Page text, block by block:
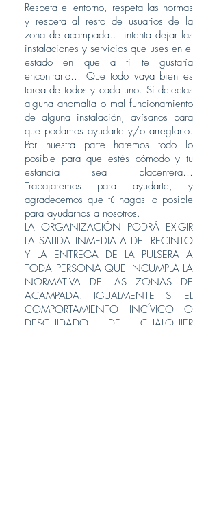
Respeta el entorno, respeta las normas
y respeta al resto de usuarios de la
zona de acampada… intenta dejar las
instalaciones y servicios que uses en el
estado en que a ti te gustaría
encontrarlo… Que todo vaya bien es
tarea de todos y cada uno. Si detectas
alguna anomalía o mal funcionamiento
de alguna instalación, avísanos para
que podamos ayudarte y/o arreglarlo.
Por nuestra parte haremos todo lo
posible para que estés cómodo y tu
estancia sea placentera…
Trabajaremos para ayudarte, y
agradecemos que tú hagas lo posible
para ayudarnos a nosotros.
LA ORGANIZACIÓN PODRÁ EXIGIR
LA SALIDA INMEDIATA DEL RECINTO
Y LA ENTREGA DE LA PULSERA A
TODA PERSONA QUE INCUMPLA LA
NORMATIVA DE LAS ZONAS DE
ACAMPADA. IGUALMENTE SI EL
COMPORTAMIENTO INCÍVICO O
DESCUIDADO DE CUALQUIER